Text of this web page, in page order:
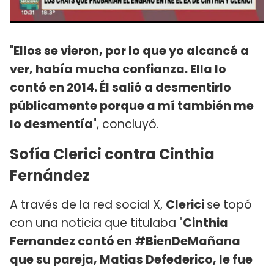
"Ellos se vieron, por lo que yo alcancé a
ver, había mucha confianza. Ella lo
contó en 2014. Él salió a desmentirlo
públicamente porque a mí también me
lo desmentía", concluyó.
Sofía Clerici contra Cinthia
Fernández
A través de la red social X, Clericise topó
con una noticia que titulaba "Cinthia
Fernandez contó en #BienDeMañana
que su pareja, Matias Defederico, le fue